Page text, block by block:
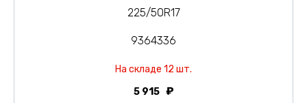
225/50R17
9364336
На складе 12 шт.
5 915